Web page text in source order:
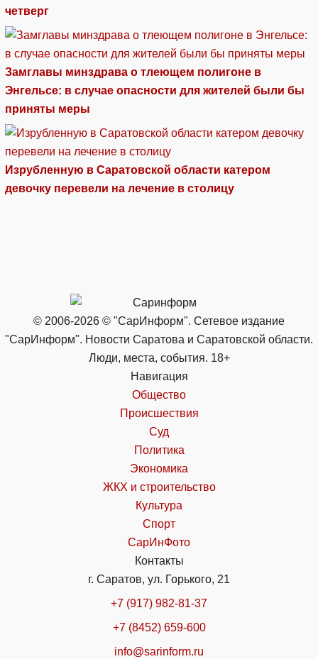
четверг
Замглавы минздрава о тлеющем полигоне в
Энгельсе: в случае опасности для жителей были бы
приняты меры
Изрубленную в Саратовской области катером
девочку перевели на лечение в столицу
© 2006-2026 © "СарИнформ". Сетевое издание
"СарИнформ". Новости Саратова и Саратовской области.
Люди, места, события. 18+
Навигация
Общество
Происшествия
Суд
Политика
Экономика
ЖКХ и строительство
Культура
Спорт
СарИнФото
Контакты
г. Саратов, ул. Горького, 21
+7 (917) 982-81-37
+7 (8452) 659-600
info@sarinform.ru